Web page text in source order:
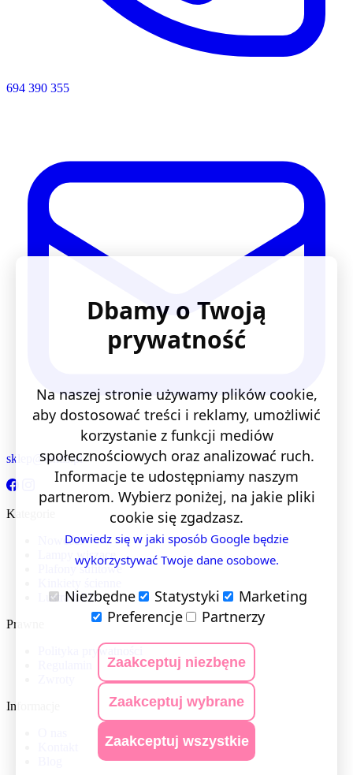
694 390 355
sklep@lentis.pl
Kategorie
Nowości
Lampy wiszące
Plafony sufitowe
Lustra LED
Prawne
Polityka prywatności
Informacje
Dbamy o Twoją
prywatność
Na naszej stronie używamy plików cookie,
aby dostosować treści i reklamy, umożliwić
korzystanie z funkcji mediów
społecznościowych oraz analizować ruch.
Informacje te udostępniamy naszym
partnerom. Wybierz poniżej, na jakie pliki
cookie się zgadzasz.
Dowiedz się w jaki sposób Google będzie
wykorzystywać Twoje dane osobowe.
Niezbędne Statystyki
Marketing
Preferencje
Partnerzy
Zaakceptuj niezbęne
Zaakceptuj wybrane
Zaakceptuj wszystkie